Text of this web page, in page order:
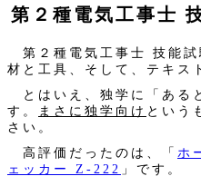
第２種電気工事士
第２種電気工事士 技能試
材と工具、そして、テキス
とはいえ、独学に「ある
す。
まさに独学向け という
さい。
高評価だったのは、「 ホ
ェッカー Z-222 」です。